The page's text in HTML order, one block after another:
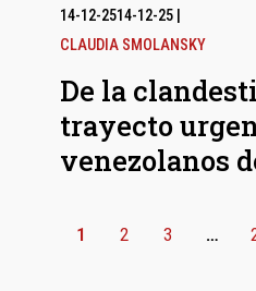
14-12-2514-12-25|
CLAUDIA SMOLANSKY
De la
trayecto
venezolanos
1 2 3 …